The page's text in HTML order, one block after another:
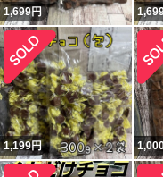
1,699円
1,199円